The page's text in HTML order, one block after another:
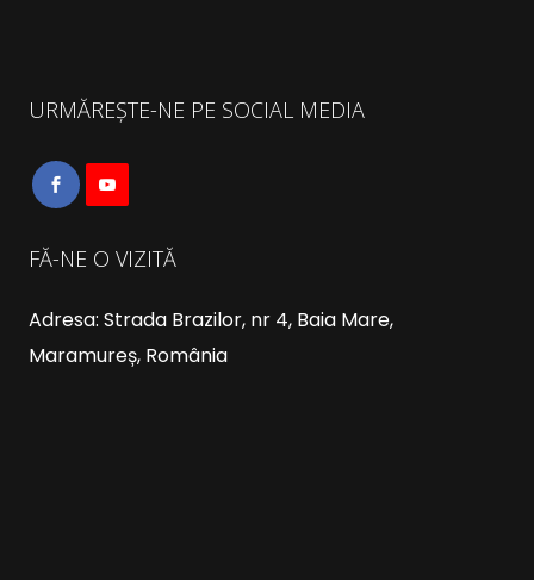
URMĂREȘTE-NE PE SOCIAL MEDIA
FĂ-NE O VIZITĂ
Adresa: Strada Brazilor, nr 4, Baia Mare,
Maramureș, România